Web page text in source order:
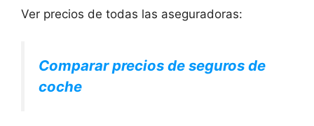
Ver precios de todas las aseguradoras:
Comparar precios de seguros de
coche